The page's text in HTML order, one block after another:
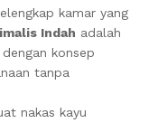
kamar yang
Indah adalah
konsep
tanpa
nakas kayu